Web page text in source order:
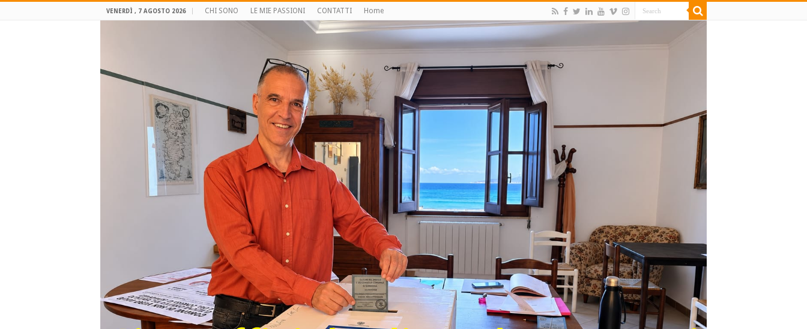
VENERDÌ , 7 AGOSTO 2026 CHI SONO LE MIE PASSIONI CONTATTI Home